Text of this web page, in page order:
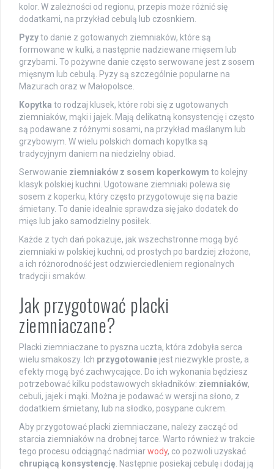
kolor. W zależności od regionu, przepis może różnić się
dodatkami, na przykład cebulą lub czosnkiem.
Pyzyto danie z gotowanych ziemniaków, które są
formowane w kulki, a następnie nadziewane mięsem lub
grzybami. To pożywne danie często serwowane jest z sosem
mięsnym lub cebulą. Pyzy są szczególnie popularne na
Mazurach oraz w Małopolsce.
Kopytka to rodzaj klusek, które robi się z ugotowanych
ziemniaków, mąki i jajek. Mają delikatną konsystencję i często
są podawane z różnymi sosami, na przykład maślanym lub
grzybowym. W wielu polskich domach kopytka są
tradycyjnym daniem na niedzielny obiad.
Serwowanie ziemniaków z sosem koperkowym to kolejny
klasyk polskiej kuchni. Ugotowane ziemniaki polewa się
sosem z koperku, który często przygotowuje się na bazie
śmietany. To danie idealnie sprawdza się jako dodatek do
mięs lub jako samodzielny posiłek.
Każde z tych dań pokazuje, jak wszechstronne mogą być
ziemniaki w polskiej kuchni, od prostych po bardziej złożone,
a ich różnorodność jest odzwierciedleniem regionalnych
tradycji i smaków.
Jak przygotować placki
ziemniaczane?
Placki ziemniaczane to pyszna uczta, która zdobyła serca
wielu smakoszy. Ich przygotowanie jest niezwykle proste, a
efekty mogą być zachwycające. Do ich wykonania będziesz
potrzebować kilku podstawowych składników: ziemniaków,
cebuli, jajek i mąki. Można je podawać w wersji na słono, z
dodatkiem śmietany, lub na słodko, posypane cukrem.
Aby przygotować placki ziemniaczane, należy zacząć od
starcia ziemniaków na drobnej tarce. Warto również w trakcie
tego procesu odciągnąć nadmiarwody, co pozwoli uzyskać
chrupiącą konsystencję . Następnie posiekaj cebulę i dodaj ją